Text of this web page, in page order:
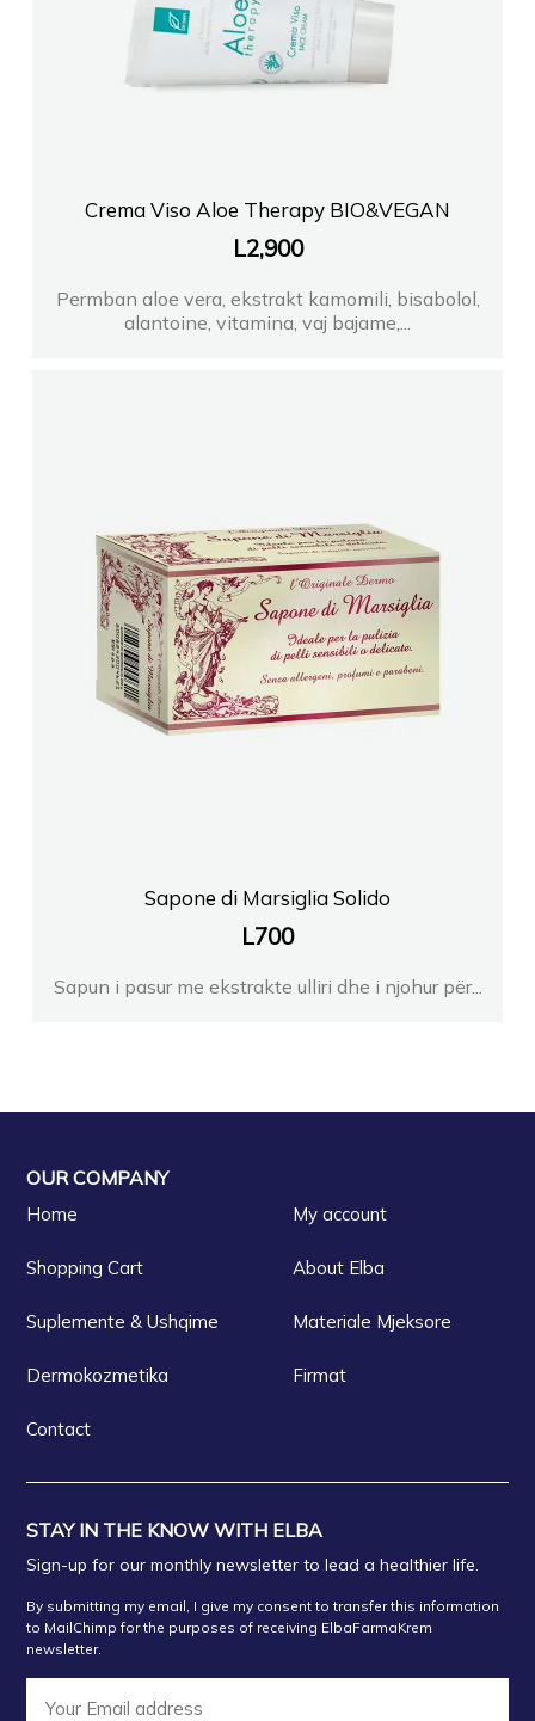
Crema Viso Aloe Therapy BIO&VEGAN
L2,900
Permban aloe vera, ekstrakt kamomili, bisabolol,
alantoine, vitamina, vaj bajame,...
Sapone di Marsiglia Solido
L700
Sapun i pasur me ekstrakte ulliri dhe i njohur për...
OUR COMPANY
Home My account
Shopping Cart About Elba
Suplemente & Ushqime Materiale Mjeksore
Dermokozmetika Firmat
Contact
STAY IN THE KNOW WITH ELBA
Sign-up for our monthly newsletter to lead a healthier life.
By submitting my email, I give my consent to transfer this information
to MailChimp for the purposes of receiving ElbaFarmaKrem
newsletter.